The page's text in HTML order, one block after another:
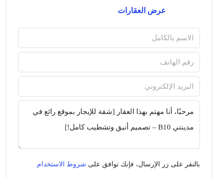
عرض العقارات
بالنقر على زر الإرسال، فإنك توافق على شروط الاستخدام